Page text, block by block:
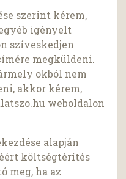
szerint kérem,
igényelt
szíveskedjen
megküldeni.
okból nem
akkor kérem,
weboldalon
alapján
költségtérítés
meg, ha az